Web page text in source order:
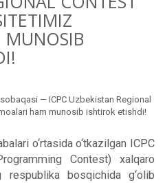
MUNOSIB
— ICPC Uzbekistan Regional
ham munosib ishtirok etishdi!
o‘rtasida o‘tkazilgan ICPC
Contest) xalqaro
respublika bosqichida g‘olib